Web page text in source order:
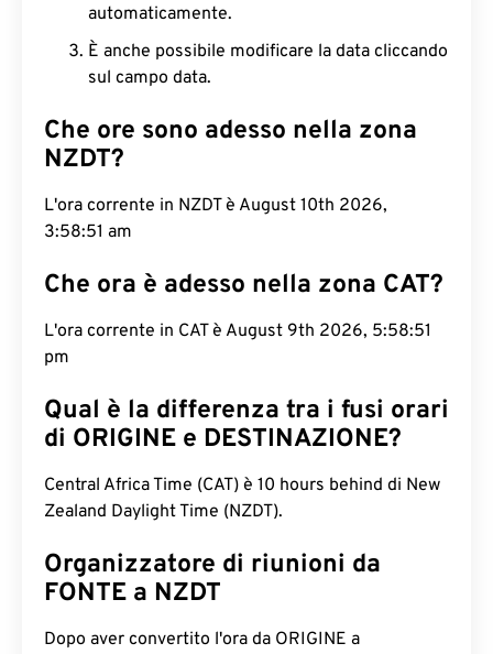
automaticamente.
È anche possibile modificare la data cliccando
sul campo data.
Che ore sono adesso nella zona
NZDT?
L'ora corrente in NZDT è August 10th 2026,
3:58:52 am
Che ora è adesso nella zona CAT?
L'ora corrente in CAT è August 9th 2026, 5:58:52
pm
Qual è la differenza tra i fusi orari
di ORIGINE e DESTINAZIONE?
Central Africa Time (CAT) è 10 hours behind di New
Zealand Daylight Time (NZDT).
Organizzatore di riunioni da
FONTE a NZDT
Dopo aver convertito l'ora da ORIGINE a